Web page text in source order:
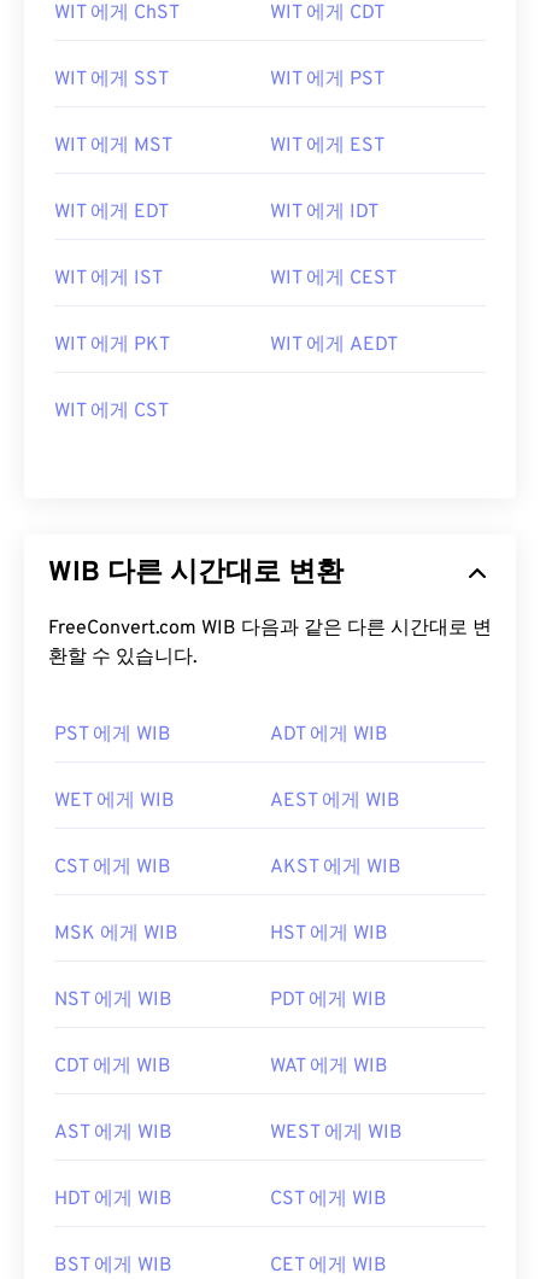
WIT 에게 ChST WIT 에게 CDT
WIT 에게 SST WIT 에게 PST
WIT 에게 MST WIT 에게 EST
WIT 에게 EDT WIT 에게 IDT
WIT 에게 IST WIT 에게 CEST
WIT 에게 PKT WIT 에게 AEDT
WIT 에게 CST
WIB 다른 시간대로 변환
FreeConvert.com WIB 다음과 같은 다른 시간대로 변
환할 수 있습니다.
PST 에게 WIB ADT 에게 WIB
WET 에게 WIB AEST 에게 WIB
CST 에게 WIB AKST 에게 WIB
MSK 에게 WIB HST 에게 WIB
NST 에게 WIB PDT 에게 WIB
CDT 에게 WIB WAT 에게 WIB
AST 에게 WIB WEST 에게 WIB
HDT 에게 WIB CST 에게 WIB
BST 에게 WIB CET 에게 WIB